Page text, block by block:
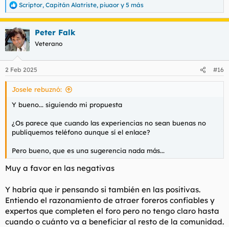
R
e
a
c
c
i
e
s
Scriptor, Capitán Alatriste, piuaor y 5 más
Peter Falk
Veterano
2 Feb 2025 #16
Josele rebuznó:
Y bueno... siguiendo mi propuesta
¿Os parece que cuando las experiencias no sean buenas no
publiquemos teléfono aunque sí el enlace?
Pero bueno, que es una sugerencia nada más...
Muy a favor en las negativas
Y habría que ir pensando si también en las positivas.
Entiendo el razonamiento de atraer foreros confiables y
expertos que completen el foro pero no tengo claro hasta
cuando o cuánto va a beneficiar al resto de la comunidad.